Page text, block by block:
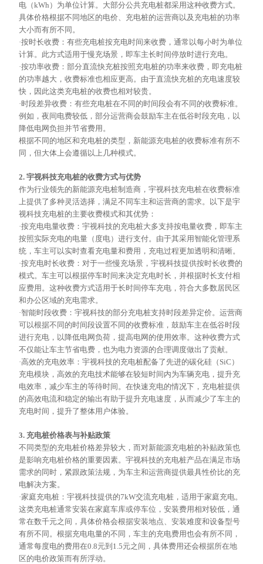
电（kWh）为单位计算。大部分公共充电桩都采用这种收费方式。
具体价格根据不同地区的电价、充电桩的运营商以及充电桩的功率
大小而有所不同。
·按时长收费：有些充电桩按充电时间来收费，通常以每小时为单位
计算。此方式适用于慢充场景，即车主长时间停放时进行充电。
·按功率收费：部分直流快充桩按照充电桩的功率来收费，即充电桩
的功率越大，收费标准也相应更高。由于直流快充桩的充电速度较
快，因此这类充电桩的收费也相对较贵。
·时段差异收费：有些充电桩在不同的时间段会有不同的收费标准。
例如，夜间电费较低，部分运营商会鼓励车主在低谷时段充电，以
降低电网负担并节省费用。
根据不同的地区和充电桩的类型，新能源充电桩的收费标准有所不
同，但大体上会遵循以上几种模式。
2. 宇视科技充电桩的收费方式与优势
作为行业领先的新能源充电桩制造商，宇视科技充电桩在收费标准
上提供了多种灵活选择，满足不同车主和运营商的需求。以下是宇
视科技充电桩的主要收费模式和其优势：
·按充电电量收费：宇视科技的充电桩大多支持按电量收费，即车主
按照实际充电的电量（度电）进行支付。由于其采用智能化管理系
统，车主可以实时查看充电量和费用，充电过程更加透明和清晰。
·按充电时长收费：对于一些慢充场景，宇视科技提供按时长收费的
模式。车主可以根据停车时间来决定充电时长，并根据时长支付相
应费用。这种收费方式适用于长时间停车充电，符合大多数居民区
和办公区域的充电需求。
·智能时段收费：宇视科技的部分充电桩支持时段差异定价。运营商
可以根据不同的时间段设置不同的收费标准，鼓励车主在低谷时段
进行充电，以降低电网负荷，提高电网的使用效率。这种收费方式
不仅能让车主节省电费，也为电力资源的合理调度做出了贡献。
·高效的充电效率：宇视科技的充电桩配备了先进的碳化硅（SiC）
充电模块，高效的充电技术能够在较短时间内为车辆充电，提升充
电效率，减少车主的等待时间。在快速充电的情况下，充电桩提供
的高效电流和稳定的输出有助于提升充电速度，从而减少了车主的
充电时间，提升了整体用户体验。
3. 充电桩价格表与补贴政策
不同类型的充电桩价格差异较大，而对新能源充电桩的补贴政策也
是影响充电桩价格的重要因素。宇视科技的充电桩产品在满足市场
需求的同时，紧跟政策法规，为车主和运营商提供最具性价比的充
电解决方案。
·家庭充电桩：宇视科技提供的7kW交流充电桩，适用于家庭充电。
这类充电桩通常安装在家庭车库或停车位，安装费用相对较低，通
常在数千元之间，具体价格会根据安装地点、安装难度和设备型号
有所不同。根据充电电量的不同，车主的充电费用也会有所不同，
通常每度电的费用在0.8元到1.5元之间，具体费用还会根据所在地
区的电价政策而有所浮动。